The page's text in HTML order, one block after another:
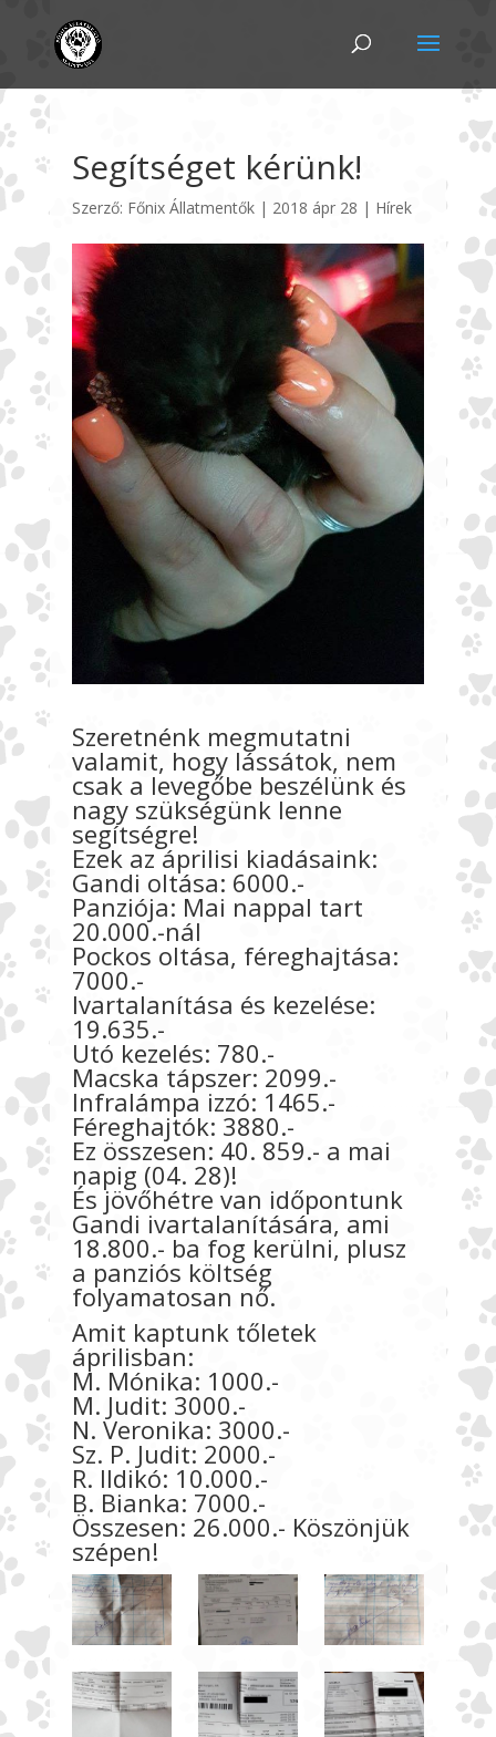
Segítséget kérünk!
Szerző: Főnix Állatmentők| 2018 ápr 28 | Hírek
Szeretnénk megmutatni
valamit, hogy lássátok, nem
csak a levegőbe beszélünk és
nagy szükségünk lenne
segítségre!
Ezek az áprilisi kiadásaink:
Gandi oltása: 6000.-
Panziója: Mai nappal tart
20.000.-nál
Pockos oltása, féreghajtása:
7000.-
Ivartalanítása és kezelése:
19.635.-
Utó kezelés: 780.-
Macska tápszer: 2099.-
Infralámpa izzó: 1465.-
Féreghajtók: 3880.-
Ez összesen: 40. 859.- a mai
napig (04. 28)!
És jövőhétre van időpontunk
Gandi ivartalanítására, ami
18.800.- ba fog kerülni, plusz
a panziós költség
folyamatosan nő.
Amit kaptunk tőletek
áprilisban:
M. Mónika: 1000.-
M. Judit: 3000.-
N. Veronika: 3000.-
Sz. P. Judit: 2000.-
R. Ildikó: 10.000.-
B. Bianka: 7000.-
Összesen: 26.000.- Köszönjük
szépen!